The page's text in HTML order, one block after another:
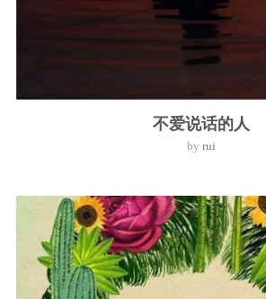
不爱说话的人
by rui